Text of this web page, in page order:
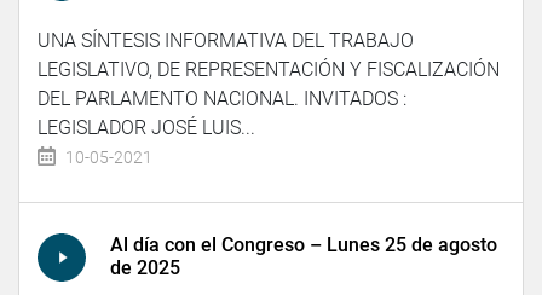
UNA SÍNTESIS INFORMATIVA DEL TRABAJO
LEGISLATIVO, DE REPRESENTACIÓN Y FISCALIZACIÓN
DEL PARLAMENTO NACIONAL. INVITADOS :
LEGISLADOR JOSÉ LUIS...
10-05-2021
Al día con el Congreso – Lunes 25 de agosto
de 2025